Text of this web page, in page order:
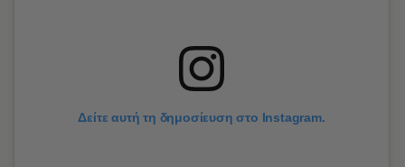
Δείτε αυτή τη δημοσίευση στο Instagram.